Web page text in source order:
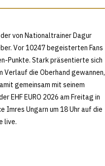
von Nationaltrainer Dagur
Vor 10247 begeisterten Fans
Punkte. Stark präsentierte sich
Verlauf die Oberhand gewannen,
gemeinsam mit seinem
EHF EURO 2026 am Freitag in
Imres Ungarn um 18 Uhr auf die
live.